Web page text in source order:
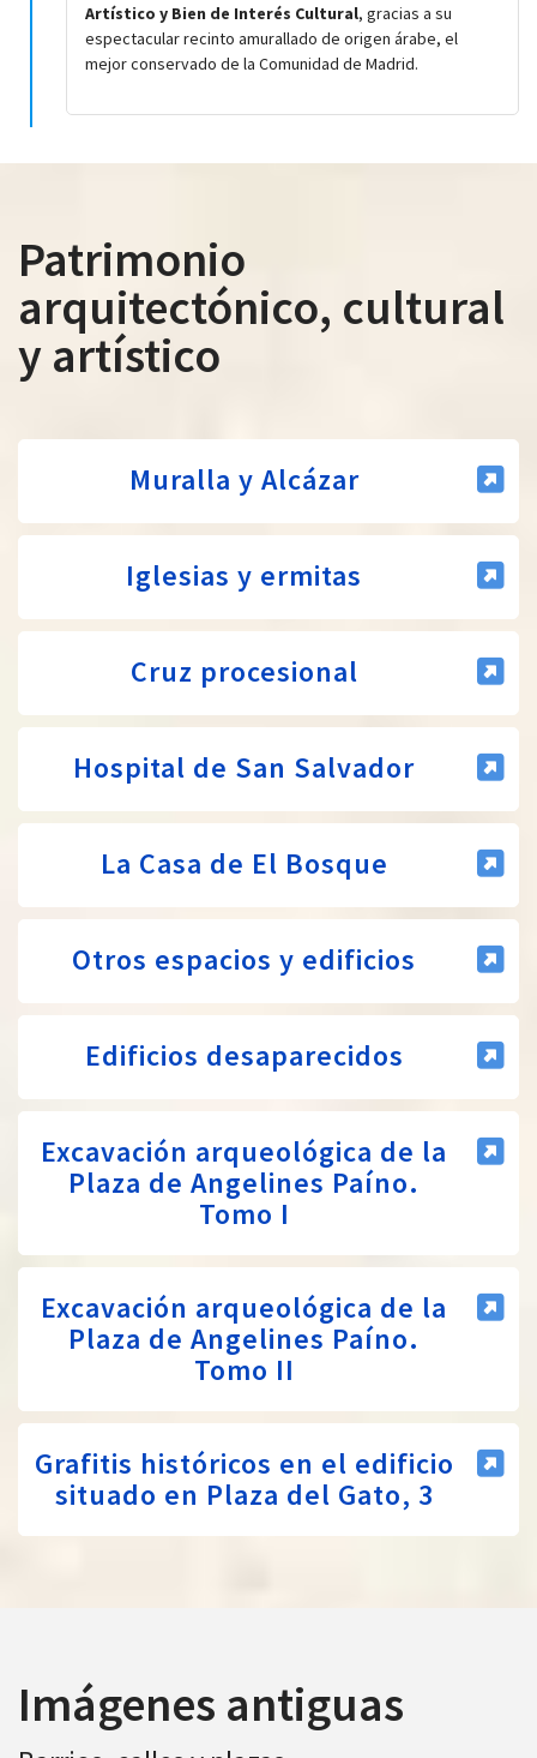
Artístico y Bien de Interés Cultural, gracias a su
espectacular recinto amurallado de origen árabe, el
mejor conservado de la Comunidad de Madrid.
Patrimonio
arquitectónico, cultural
y artístico
Muralla y Alcázar
Iglesias y ermitas
Cruz procesional
Hospital de San Salvador
La Casa de El Bosque
Otros espacios y edificios
Edificios desaparecidos
Excavación arqueológica de la
Plaza de Angelines Paíno.
Tomo I
Excavación arqueológica de la
Plaza de Angelines Paíno.
Tomo II
Grafitis históricos en el edificio
situado en Plaza del Gato, 3
Imágenes antiguas